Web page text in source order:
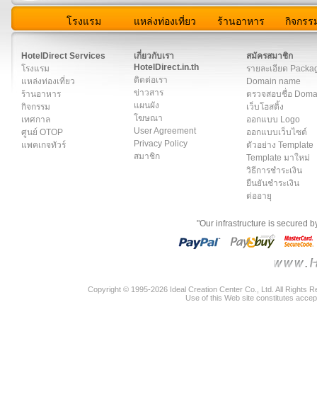
โรงแรม แหล่งท่องเที่ยว ร้านอาหาร กิจกรร
HotelDirect Services
โรงแรม
แหล่งท่องเที่ยว
ร้านอาหาร
กิจกรรม
เทศกาล
ศูนย์ OTOP
แพคเกจทัวร์
เกี่ยวกับเรา
HotelDirect.in.th
ติดต่อเรา
ข่าวสาร
แผนผัง
โฆษณา
User Agreement
Privacy Policy
สมาชิก
สมัครสมาชิก
รายละเอียด
Domain name
ตรวจสอบชื่อ
เว็บโฮสติ้ง
ออกแบบ Logo
ออกแบบเว็บไซต์
ตัวอย่าง Template
Template มาใหม่
วิธีการชำระเงิน
ยืนยันชำระเงิน
ต่ออายุ
"Our infrastructure is secured
Copyright © 1995-2026 Ideal Creation Center Co., Ltd. All Rights
Use of this Web site constitutes